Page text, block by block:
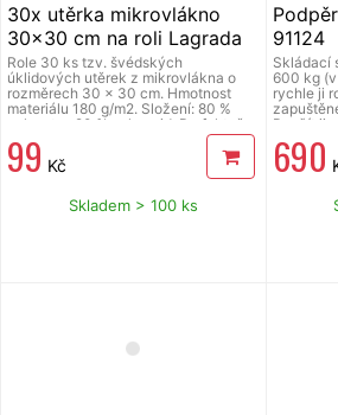
30x utěrka mikrovlákno
30x30 cm na roli Lagrada
multifunkční, šedá
Role 30 ks tzv. švédských
úklidových utěrek z mikrovlákna o
rozměrech 30 x 30 cm. Hmotnost
materiálu 180 g/m2. Složení: 80 %
polyester, 20 % polyamid. Perfektně
čistí a leští suché i mokré i bez použití
saponátů. Výborně sají a nepouští
vlákna. Jedná se o tzv. švédské
péči o všechny povrchy, dají se prát a
dlouho vydrží. Švédské utěrky
99 Kč
Skladem > 100 ks
91124
Skládací
600 kg (v
rychle ji
Použít ji
stojan.
velkou
1200 kg.
je
po
690